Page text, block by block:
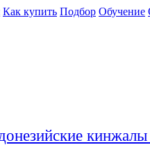
Как купить Подбор Обучение